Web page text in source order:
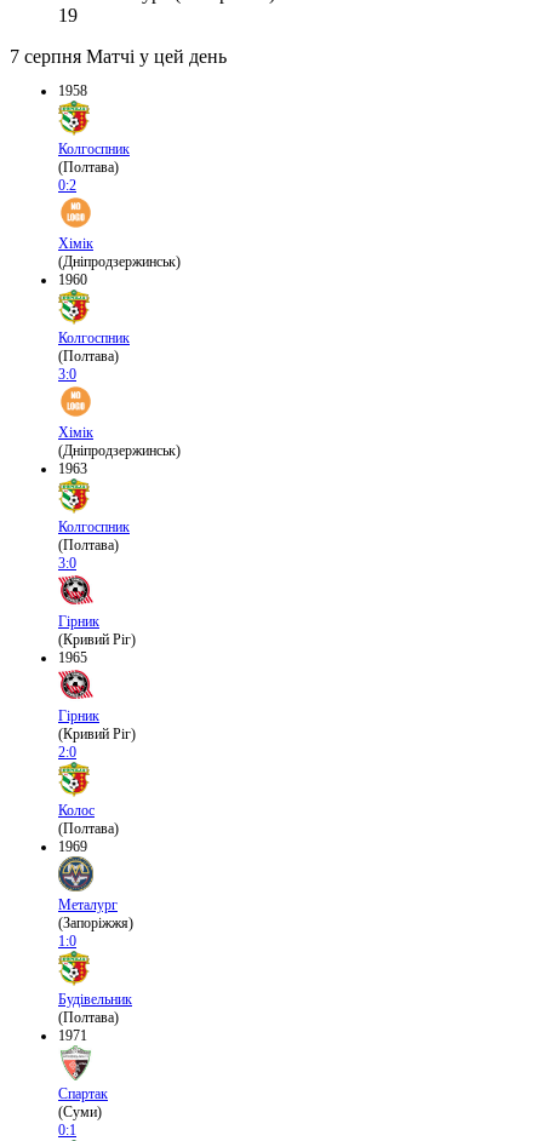
19
7 серпня Матчі у цей день
1958
Колгоспник
(Полтава)
0:2
Хімік
(Дніпродзержинськ)
1960
Колгоспник
(Полтава)
3:0
Хімік
(Дніпродзержинськ)
1963
Колгоспник
(Полтава)
3:0
Гірник
(Кривий Ріг)
1965
Гірник
(Кривий Ріг)
2:0
Колос
(Полтава)
1969
Металург
(Запоріжжя)
1:0
Будівельник
(Полтава)
1971
Спартак
(Суми)
0:1